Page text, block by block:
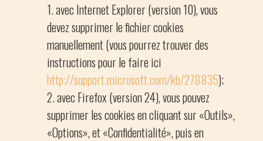
avec Internet Explorer (version 10), vous
devez supprimer le fichier cookies
manuellement (vous pourrez trouver des
instructions pour le faire ici
http://support.microsoft.com/kb/278835);
avec Firefox (version 24), vous pouvez
supprimer les cookies en cliquant sur «Outils»,
«Options», et «Confidentialité», puis en